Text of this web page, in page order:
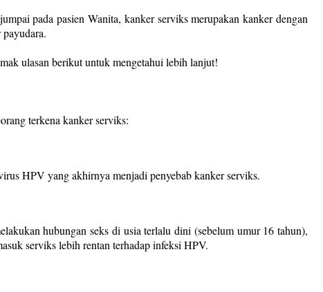
pada pasien Wanita, kanker serviks merupakan kanker dengan
ulasan berikut untuk mengetahui lebih lanjut!
terkena kanker serviks:
HPV yang akhirnya menjadi penyebab kanker serviks.
hubungan seks di usia terlalu dini (sebelum umur 16 tahun),
serviks lebih rentan terhadap infeksi HPV.